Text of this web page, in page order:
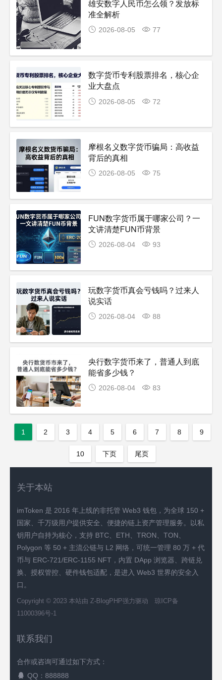
雄安数字人民币怎么领？发放标
准全解析
2026-08-05 77
数字货币专利股票排名，核心企
业大盘点
2026-08-05 72
摩根名义数字货币骗局：高收益
背后的真相
2026-08-05 75
FUN数字货币属于哪家公司？一
文讲清楚FUN币背景
2026-08-04 93
玩数字货币真会亏钱吗？过来人
说实话
2026-08-04 88
央行数字货币来了，普通人到底
能省多少钱？
2026-08-04 83
1 2 3 4 5 6 7 8 9
10 下页 尾页
关于本站
imToken 是 2016 年上线的非托管 Web3 钱包，为全球 150 +
国家、千万级用户提供安全、便捷的链上资产管理服务。以私
钥用户自持为核心，支持 BTC、ETH、TRON、TON、
Polygon 等 50 + 主流公链与 L2 网络，可统一管理 80 万 + 代
币与 ERC-721/ERC-1155 NFT，内置 DApp 浏览器、跨链兑
换、授权管控、硬件钱包适配，是进入 Web3 世界的安全入
口。
Copyright © 2023 本站由 Z-BlogPHP强力驱动
琼ICP备
11000396号-1
联系我们
合作或咨询可通过如下方式：
QQ：888888